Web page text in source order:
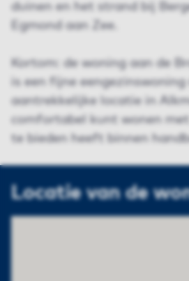
duinen en het strand bij
Egmond aan Zee.
Kortom: de woning aan de
is een fijne eengezinswoning
aantrekkelijke locatie in
comfortabel kunt wonen
te bieden heeft binnen
Locatie van de